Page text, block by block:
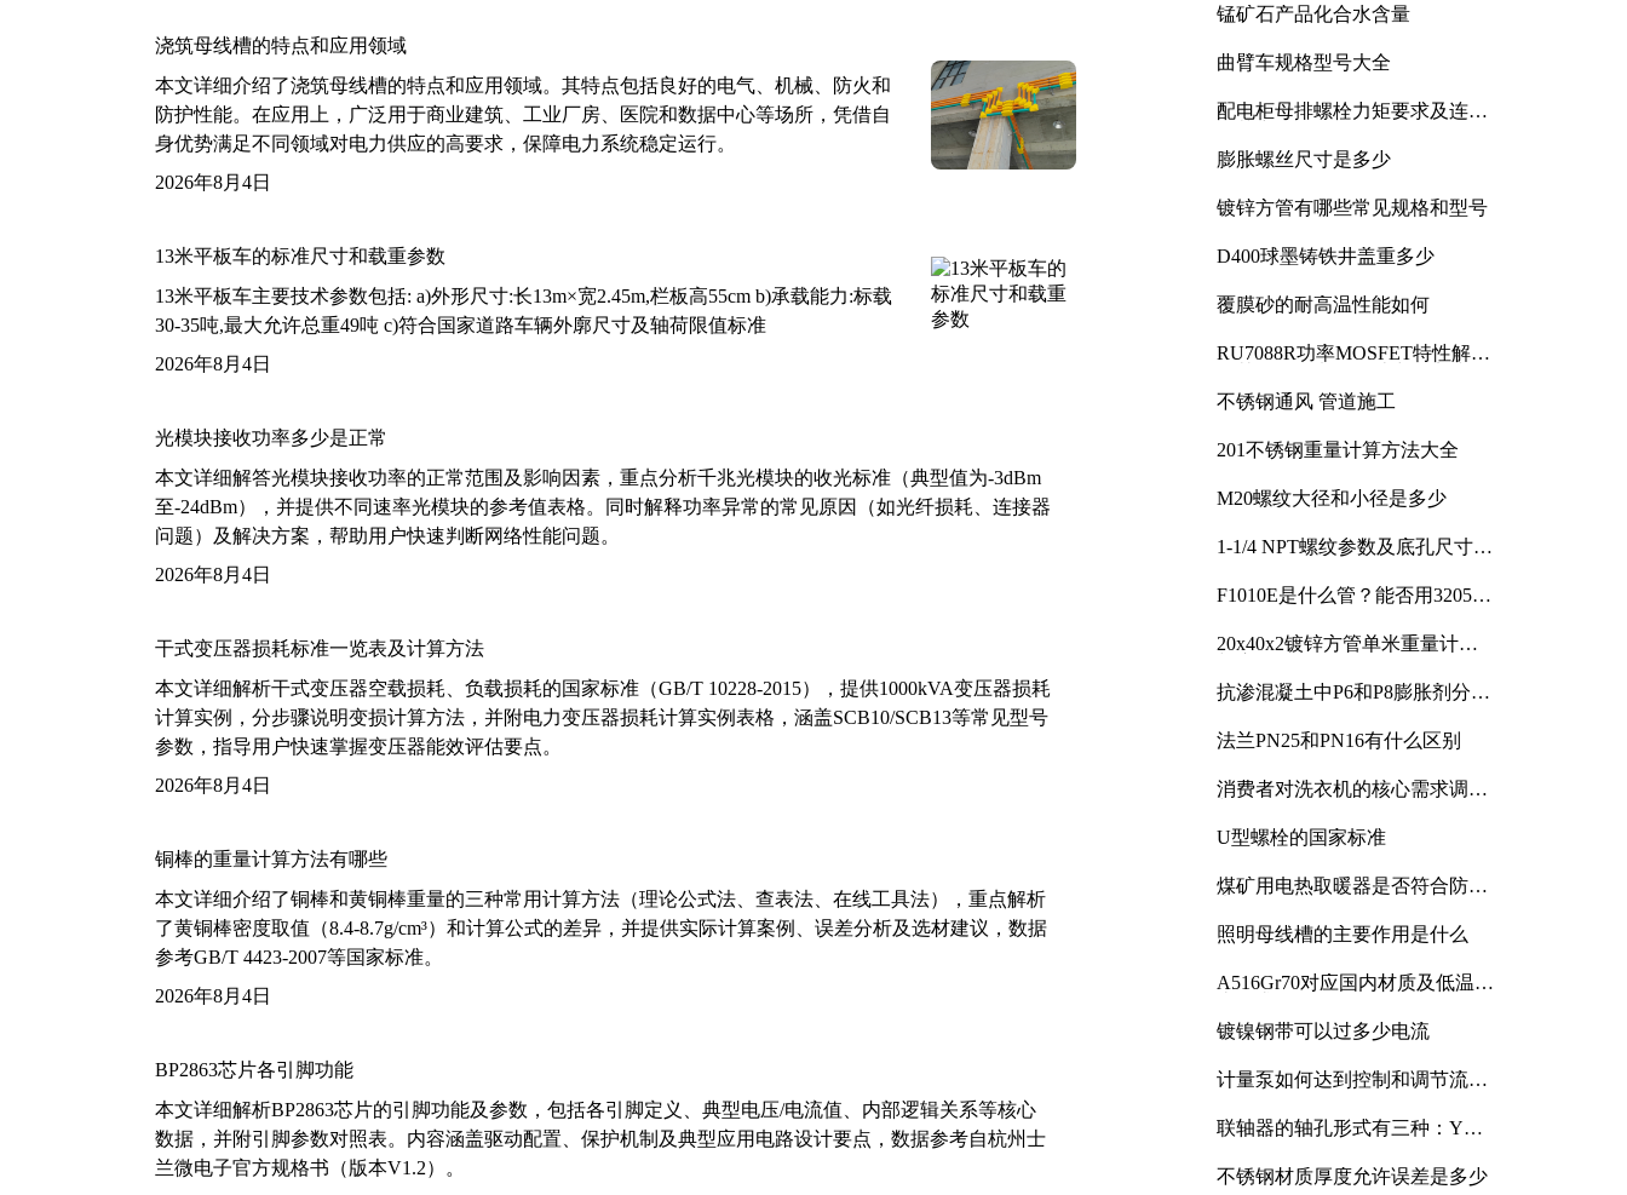
浇筑母线槽的特点和应用领域
本文详细介绍了浇筑母线槽的特点和应用领域。其特点包括良好的电气、机械、防火和
防护性能。在应用上，广泛用于商业建筑、工业厂房、医院和数据中心等场所，凭借自
身优势满足不同领域对电力供应的高要求，保障电力系统稳定运行。
2026年8月4日
13米平板车的标准尺寸和载重参数
13米平板车主要技术参数包括: a)外形尺寸:长13m×宽2.45m,栏板高55cm b)承载能力:标载
30-35吨,最大允许总重49吨 c)符合国家道路车辆外廓尺寸及轴荷限值标准
2026年8月4日
光模块接收功率多少是正常
本文详细解答光模块接收功率的正常范围及影响因素，重点分析千兆光模块的收光标准（典型值为-3dBm
至-24dBm），并提供不同速率光模块的参考值表格。同时解释功率异常的常见原因（如光纤损耗、连接器
问题）及解决方案，帮助用户快速判断网络性能问题。
2026年8月4日
干式变压器损耗标准一览表及计算方法
本文详细解析干式变压器空载损耗、负载损耗的国家标准（GB/T 10228-2015），提供1000kVA变压器损耗
计算实例，分步骤说明变损计算方法，并附电力变压器损耗计算实例表格，涵盖SCB10/SCB13等常见型号
参数，指导用户快速掌握变压器能效评估要点。
2026年8月4日
铜棒的重量计算方法有哪些
本文详细介绍了铜棒和黄铜棒重量的三种常用计算方法（理论公式法、查表法、在线工具法），重点解析
了黄铜棒密度取值（8.4-8.7g/cm³）和计算公式的差异，并提供实际计算案例、误差分析及选材建议，数据
参考GB/T 4423-2007等国家标准。
2026年8月4日
BP2863芯片各引脚功能
本文详细解析BP2863芯片的引脚功能及参数，包括各引脚定义、典型电压/电流值、内部逻辑关系等核心
数据，并附引脚参数对照表。内容涵盖驱动配置、保护机制及典型应用电路设计要点，数据参考自杭州士
兰微电子官方规格书（版本V1.2）。
锰矿石产品化合水含量
曲臂车规格型号大全
配电柜母排螺栓力矩要求及连接
膨胀螺丝尺寸是多少
镀锌方管有哪些常见规格和型号
D400球墨铸铁井盖重多少
覆膜砂的耐高温性能如何
RU7088R功率MOSFET特性解析
不锈钢通风 管道施工
201不锈钢重量计算方法大全
M20螺纹大径和小径是多少
1-1/4 NPT螺纹参数及底孔尺寸详
F1010E是什么管？能否用3205或
20x40x2镀锌方管单米重量计算
抗渗混凝土中P6和P8膨胀剂分别
法兰PN25和PN16有什么区别
消费者对洗衣机的核心需求调研
U型螺栓的国家标准
煤矿用电热取暖器是否符合防爆
照明母线槽的主要作用是什么
A516Gr70对应国内材质及低温冲
镀镍钢带可以过多少电流
计量泵如何达到控制和调节流量
联轴器的轴孔形式有三种：Y
不锈钢材质厚度允许误差是多少